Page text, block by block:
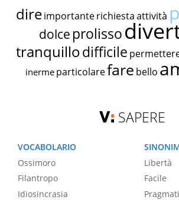
dire importante richiestaattività
dolce prolisso
tranquillodifficile
inerme particolarefare bello
SAPERE
VOCABOLARIO
Ossimoro
Filantropo
Idiosincrasia
Libertà
Facile